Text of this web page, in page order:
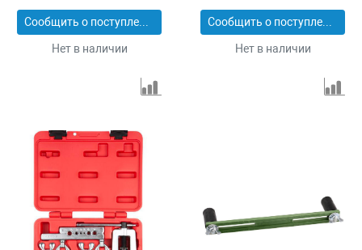
Сообщить о поступлении
Нет в наличии
Сообщить о поступлении
Нет в наличии